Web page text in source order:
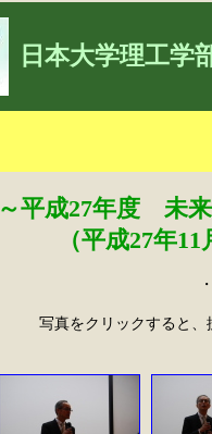
日本大学理工学
～平成27年度 未
（平成27年
写真をクリックすると、拡